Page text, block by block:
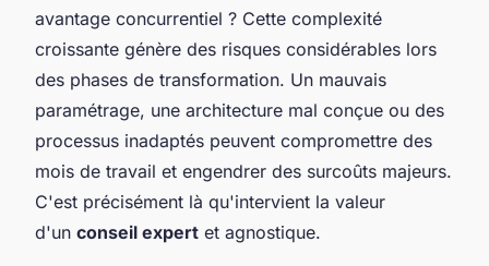
avantage concurrentiel ? Cette complexité
croissante génère des risques considérables lors
des phases de transformation. Un mauvais
paramétrage, une architecture mal conçue ou des
processus inadaptés peuvent compromettre des
mois de travail et engendrer des surcoûts majeurs.
C'est précisément là qu'intervient la valeur
d'un conseil expert et agnostique.